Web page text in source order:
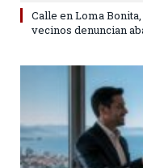
Calle en Loma
vecinos denuncian